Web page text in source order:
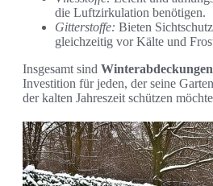
die Luftzirkulation benötigen.
Gitterstoffe: Bieten
gleichzeitig vor Kälte und
Insgesamt sind Winterabdeckungen
Investition für jeden, der seine
der kalten Jahreszeit schützen